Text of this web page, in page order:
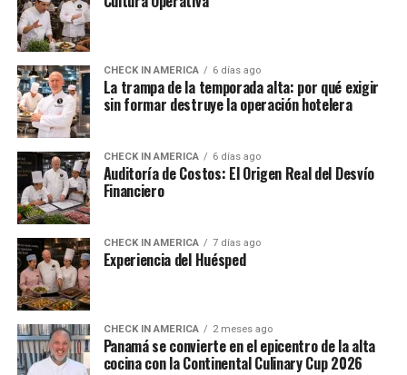
CHECK IN AMERICA 6 días ago
La trampa de la temporada alta: por qué exigir
sin formar destruye la operación hotelera
CHECK IN AMERICA 6 días ago
Auditoría de Costos: El Origen Real del Desvío
Financiero
CHECK IN AMERICA 7 días ago
Experiencia del Huésped
CHECK IN AMERICA 2 meses ago
Panamá se convierte en el epicentro de la alta
cocina con la Continental Culinary Cup 2026